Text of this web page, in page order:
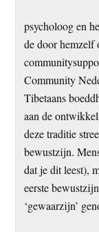
psycholoog en
de door hemzelf
Community
Tibetaans
aan de
deze traditie
bewustzijn.
dat je dit leest),
eerste
‘gewaarzijn’